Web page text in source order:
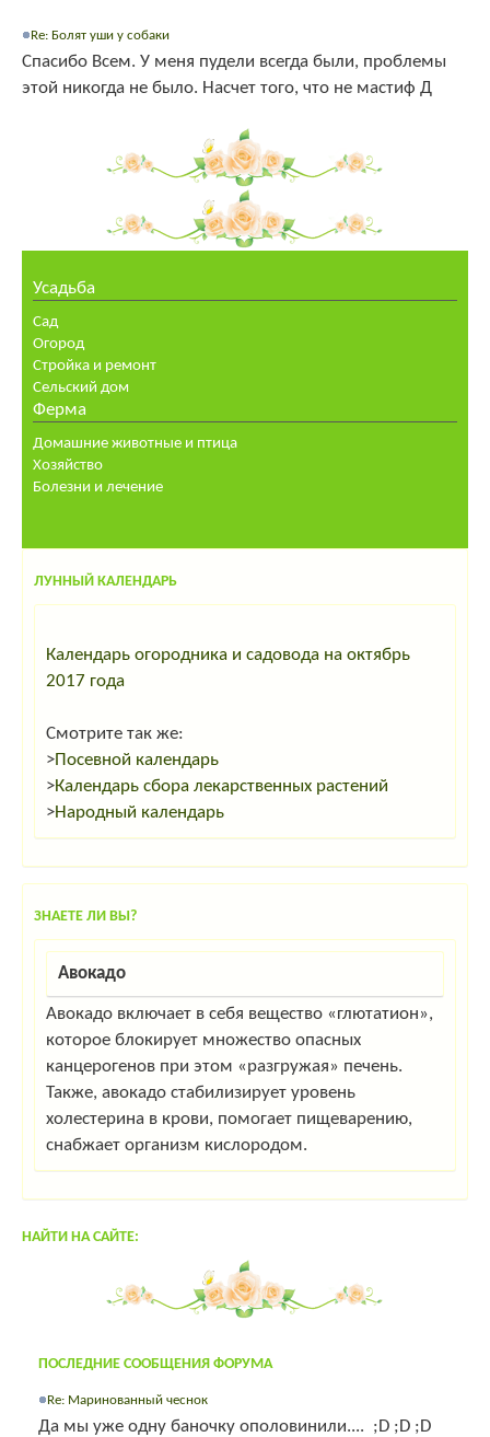
Re: Болят уши у собаки
Спасибо Всем. У меня пудели всегда были, проблемы
этой никогда не было. Насчет того, что не мастиф Д
Усадьба
Сад
Огород
Стройка и ремонт
Сельский дом
Ферма
Домашние животные и птица
Хозяйство
Болезни и лечение
ЛУННЫЙ КАЛЕНДАРЬ
Календарь огородника и садовода на октябрь
2017 года
Смотрите так же:
>Посевной календарь
>Календарь сбора лекарственных растений
>Народный календарь
ЗНАЕТЕ ЛИ ВЫ?
Авокадо
Авокадо включает в себя вещество «глютатион»,
которое блокирует множество опасных
канцерогенов при этом «разгружая» печень.
Также, авокадо стабилизирует уровень
холестерина в крови, помогает пищеварению,
снабжает организм кислородом.
НАЙТИ НА САЙТЕ:
ПОСЛЕДНИЕ СООБЩЕНИЯ ФОРУМА
Re: Маринованный чеснок
Да мы уже одну баночку ополовинили.... ;D ;D ;D